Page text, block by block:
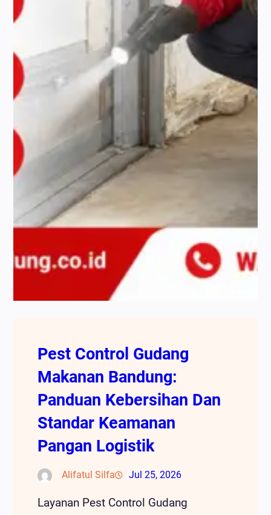
Pest Control Gudang
Makanan Bandung:
Panduan Kebersihan Dan
Standar Keamanan
Pangan Logistik
Alifatul Silfa Jul 25, 2026
Layanan Pest Control Gudang